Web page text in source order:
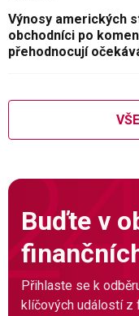
Výnosy amerických
obchodníci po
přehodnocují
Buďte v
Přihlaste se k
klíčových událostí z